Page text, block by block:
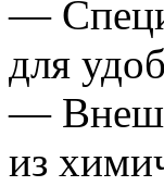
—
для
—
из